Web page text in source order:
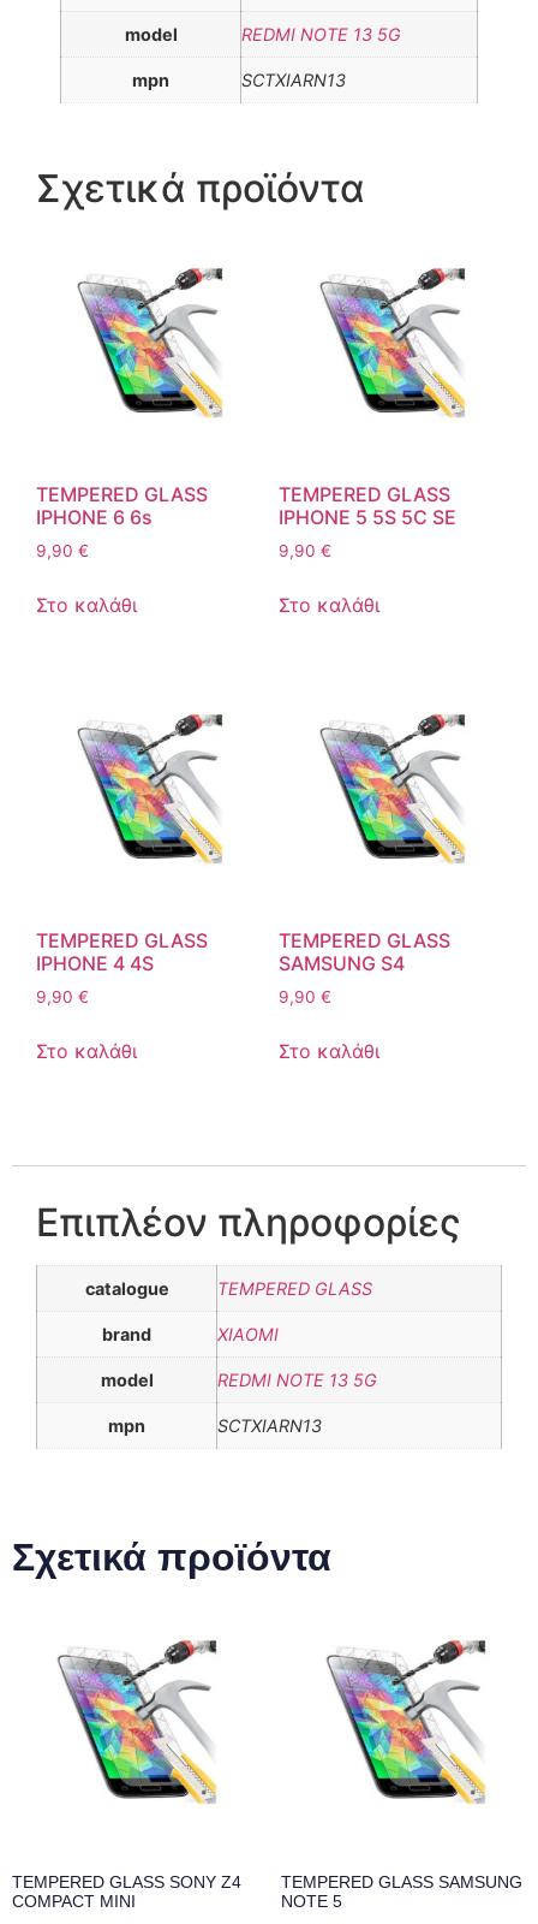
model REDMI NOTE 13 5G
mpn SCTXIARN13
Σχετικά προϊόντα
TEMPERED GLASS
IPHONE 6 6s
9,90 €
Στο καλάθι
TEMPERED GLASS
IPHONE 5 5S 5C SE
9,90 €
Στο καλάθι
TEMPERED GLASS
IPHONE 4 4S
9,90 €
Στο καλάθι
TEMPERED GLASS
SAMSUNG S4
9,90 €
Στο καλάθι
Επιπλέον πληροφορίες
catalogue TEMPERED GLASS
brand XIAOMI
model REDMI NOTE 13 5G
mpn SCTXIARN13
Σχετικά προϊόντα
TEMPERED GLASS SONY Z4
COMPACT MINI
TEMPERED GLASS SAMSUNG
NOTE 5